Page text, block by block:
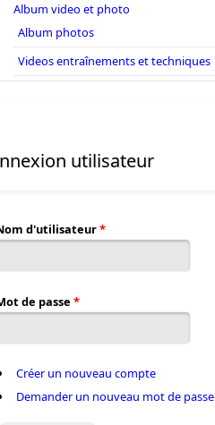
Album video et photo
Album photos
Videos entraînements et techniques
utilisateur
d'utilisateur*
de passe *
Créer un nouveau compte
Demander un nouveau mot de passe